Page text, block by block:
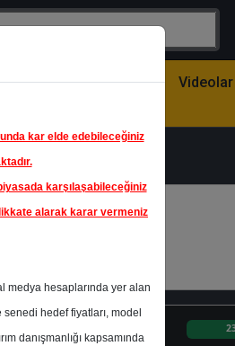
Partnerlerimiz Videolar
En Yüksek Tahmin
kar elde edebileceğiniz
karşılaşabileceğiniz
alarak karar vermeniz
medya hesaplarında yer alan
hedef fiyatları, model
danışmanlığı kapsamında